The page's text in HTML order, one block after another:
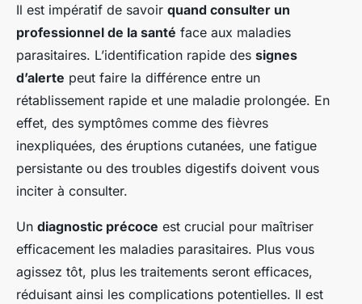
Il est impératif de savoir quand consulter un
professionnel de la santé face aux maladies
parasitaires. L’identification rapide des signes
d’alerte peut faire la différence entre un
rétablissement rapide et une maladie prolongée. En
effet, des symptômes comme des fièvres
inexpliquées, des éruptions cutanées, une fatigue
persistante ou des troubles digestifs doivent vous
inciter à consulter.
Un diagnostic précoce est crucial pour maîtriser
efficacement les maladies parasitaires. Plus vous
agissez tôt, plus les traitements seront efficaces,
réduisant ainsi les complications potentielles. Il est